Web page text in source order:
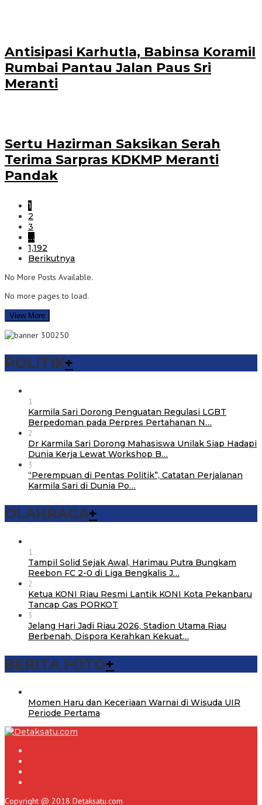
Antisipasi Karhutla, Babinsa Koramil
Rumbai Pantau Jalan Paus Sri
Meranti
Sertu Hazirman Saksikan Serah
Terima Sarpras KDKMP Meranti
Pandak
1
2
3
…
1,192
Berikutnya
No More Posts Available.
No more pages to load.
View More
POLITIK+
1
Karmila Sari Dorong Penguatan Regulasi LGBT
Berpedoman pada Perpres Pertahanan N…
2
Dr Karmila Sari Dorong Mahasiswa Unilak Siap Hadapi
Dunia Kerja Lewat Workshop B…
3
“Perempuan di Pentas Politik”, Catatan Perjalanan
Karmila Sari di Dunia Po…
OLAHRAGA+
1
Tampil Solid Sejak Awal, Harimau Putra Bungkam
Reebon FC 2-0 di Liga Bengkalis J…
2
Ketua KONI Riau Resmi Lantik KONI Kota Pekanbaru
Tancap Gas PORKOT
3
Jelang Hari Jadi Riau 2026, Stadion Utama Riau
Berbenah, Dispora Kerahkan Kekuat…
BERITA FOTO+
Momen Haru dan Keceriaan Warnai di Wisuda UIR
Periode Pertama
Copyright @ 2018 Detaksatu.com